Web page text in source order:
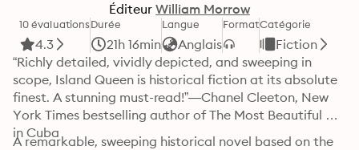
Éditeur William Morrow
10 évaluations
4.3
Durée
21h 16min
Langue
Anglais
FormatCatégorie
Fiction
“Richly detailed, vividly depicted, and sweeping in
scope, Island Queen is historical fiction at its absolute
finest. A stunning must-read!”—Chanel Cleeton, New
York Times bestselling author of The Most Beautiful Girl
in Cuba
A remarkable, sweeping historical novel based on the